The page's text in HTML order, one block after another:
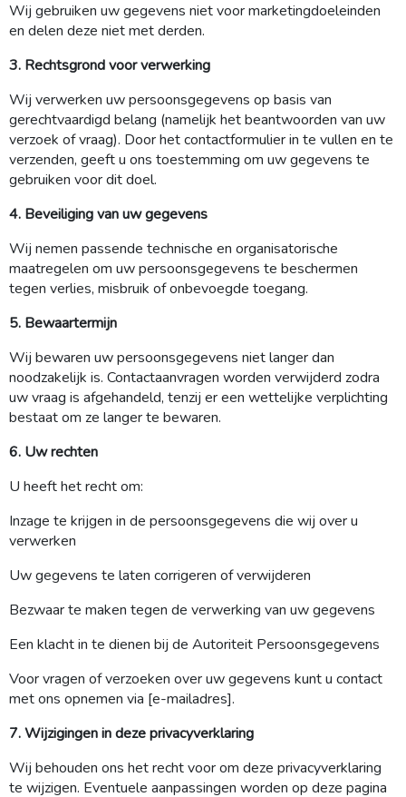
Wij gebruiken uw gegevens niet voor marketingdoeleinden
en delen deze niet met derden.
3. Rechtsgrond voor verwerking
Wij verwerken uw persoonsgegevens op basis van
gerechtvaardigd belang (namelijk het beantwoorden van uw
verzoek of vraag). Door het contactformulier in te vullen en te
verzenden, geeft u ons toestemming om uw gegevens te
gebruiken voor dit doel.
4. Beveiliging van uw gegevens
Wij nemen passende technische en organisatorische
maatregelen om uw persoonsgegevens te beschermen
tegen verlies, misbruik of onbevoegde toegang.
5. Bewaartermijn
Wij bewaren uw persoonsgegevens niet langer dan
noodzakelijk is. Contactaanvragen worden verwijderd zodra
uw vraag is afgehandeld, tenzij er een wettelijke verplichting
bestaat om ze langer te bewaren.
6. Uw rechten
U heeft het recht om:
Inzage te krijgen in de persoonsgegevens die wij over u
verwerken
Uw gegevens te laten corrigeren of verwijderen
Bezwaar te maken tegen de verwerking van uw gegevens
Een klacht in te dienen bij de Autoriteit Persoonsgegevens
Voor vragen of verzoeken over uw gegevens kunt u contact
met ons opnemen via [e-mailadres].
7. Wijzigingen in deze privacyverklaring
Wij behouden ons het recht voor om deze privacyverklaring
te wijzigen. Eventuele aanpassingen worden op deze pagina